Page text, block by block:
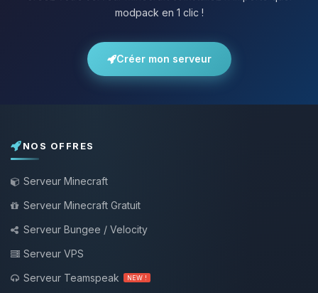
modpack en 1 clic !
Créer mon serveur
NOS OFFRES
Serveur Minecraft
Serveur Minecraft Gratuit
Serveur Bungee / Velocity
Serveur VPS
Serveur Teamspeak
NEW !